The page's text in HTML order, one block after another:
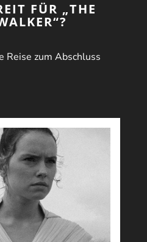
FÜR „THE
Reise zum Abschluss